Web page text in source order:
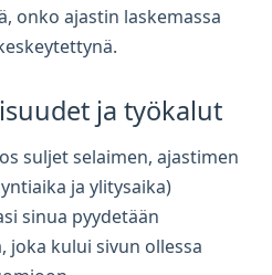
onko ajastin laskemassa
ja työkalut
suljet selaimen, ajastimen
ja ylitysaika)
sinua pyydetään
joka kului sivun ollessa